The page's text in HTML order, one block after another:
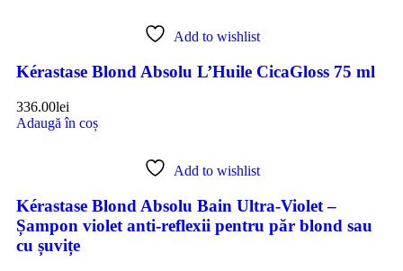
Add to wishlist
Kérastase Blond Absolu L’Huile CicaGloss 75 ml
336.00lei
Adaugă în coș
Add to wishlist
Kérastase Blond Absolu Bain Ultra-Violet –
Șampon violet anti-reflexii pentru păr blond sau
cu șuvițe